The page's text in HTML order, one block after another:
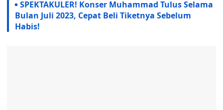
SPEKTAKULER! Konser Muhammad Tulus Selama
Bulan Juli 2023, Cepat Beli Tiketnya Sebelum
Habis!